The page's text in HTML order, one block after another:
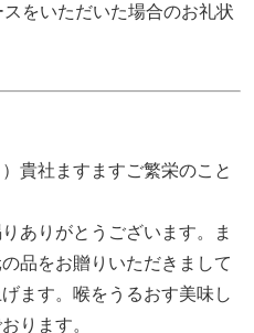
をいただいた場合のお礼状
貴社ますますご繁栄のこと
ありがとうございます。ま
品をお贈りいただきまして
ます。喉をうるおす美味し
ります。